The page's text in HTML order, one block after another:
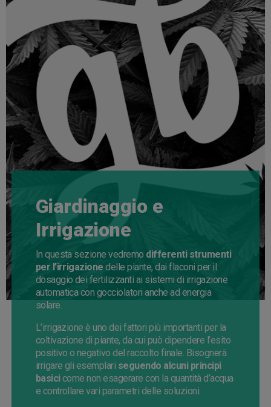
Giardinaggio e
Irrigazione
In questa sezione vedremo differenti strumenti
per l’irrigazione delle piante, dai flaconi per il
dosaggio dei fertilizzanti ai sistemi di irrigazione
automatica con gocciolatori anche ad energia
solare.
L’irrigazione è uno dei fattori più importanti per la
coltivazione di piante, da cui può dipendere l’esito
positivo o negativo del raccolto finale. Bisognerà
irrigare gli esemplari seguendo alcuni principi
basicicome non esagerare con la quantità d’acqua
e controllare vari parametri delle soluzioni.